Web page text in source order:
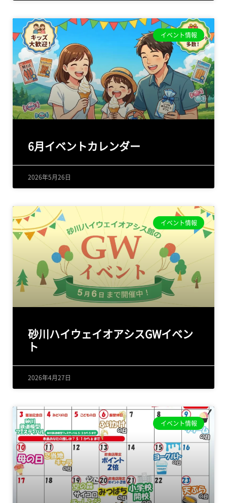
イベント情報
6月イベントカレンダー
2026年5月26日
イベント情報
砂川ハイウェイオアシスGWイベン
ト
2026年4月27日
イベント情報